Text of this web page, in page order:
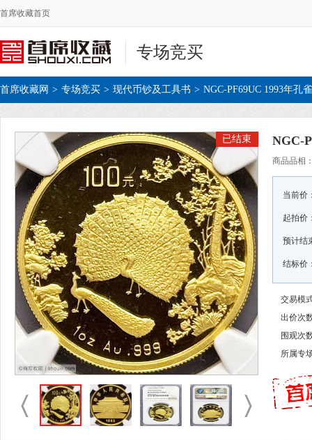
首席收藏首页
专场竞买
首席收藏网 > 专场竞买 > 现代币钞及工具书 > NGC-PF69UC 1993年孔
已结束 NGC-
商品品相
当前价
起拍价
预计结
结标价
交易模
出价次
围观次
所属专